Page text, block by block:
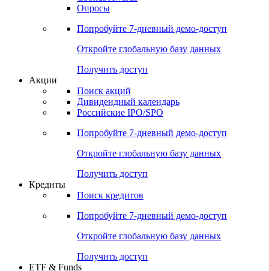
Рэнкинги инвест. банков и юр.
Cbonds Pages
Опросы
Попробуйте7-дневный
Откройте глобальную базу данных
Получить доступ
Поиск акций
Российские IPO/SPO
Попробуйте7-дневный
Откройте глобальную базу данных
Получить доступ
Поиск кредитов
Попробуйте7-дневный